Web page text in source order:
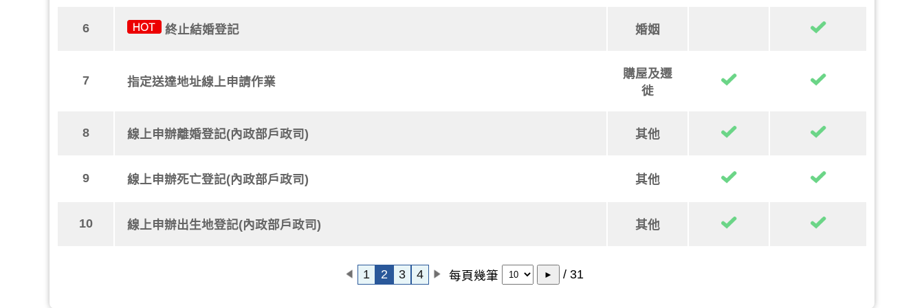
6 終止結婚登記 婚姻
7 指定送達地址線上申請作業
購屋及遷
徙
8 線上申辦離婚登記(內政部戶政司) 其他
9 線上申辦死亡登記(內政部戶政司) 其他
10 線上申辦出生地登記(內政部戶政司) 其他
1 2 3 4 每頁幾筆 ► / 31